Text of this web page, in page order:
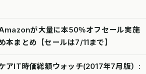
が大量に本50％オフセール実施
本まとめ【セールは7/11まで】
アIT時価総額ウォッチ(2017年7月版）: